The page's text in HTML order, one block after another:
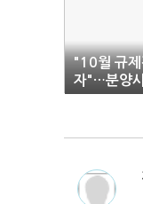
"10월 규제
자"…분양